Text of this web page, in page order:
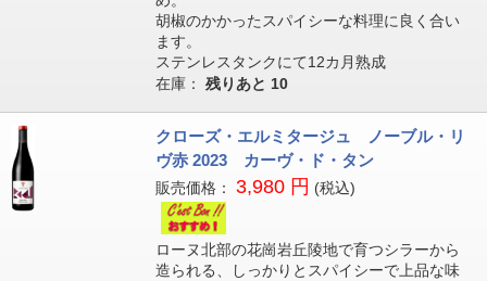
胡椒のかかったスパイシーな料理に良く合い
ます。
ステンレスタンクにて12カ月熟成
在庫： 残りあと 10
クローズ・エルミタージュ ノーブル・リ
ヴ赤 2023 カーヴ・ド・タン
販売価格： 3,980 円 (税込)
ローヌ北部の花崗岩丘陵地で育つシラーから
造られる、しっかりとスパイシーで上品な味